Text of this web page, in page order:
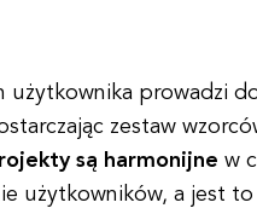
użytkownika prowadzi
zestaw
są harmonijne w
użytkowników, a jest